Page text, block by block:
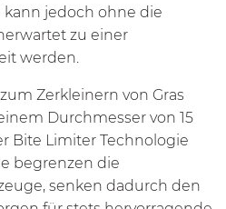
jedoch ohne die
zu einer
werden.
Zerkleinern von Gras
Durchmesser von 15
Bite Limiter Technologie
begrenzen die
senken dadurch den